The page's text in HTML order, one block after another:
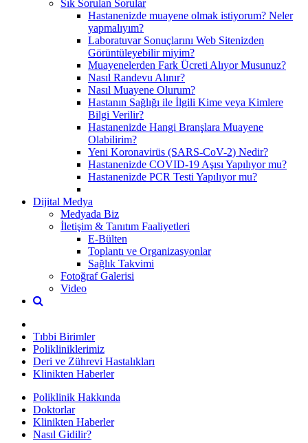
Sık Sorulan Sorular
Hastanenizde muayene olmak istiyorum? Neler
yapmalıyım?
Laboratuvar Sonuçlarını Web Sitenizden
Görüntüleyebilir miyim?
Muayenelerden Fark Ücreti Alıyor Musunuz?
Nasıl Randevu Alınır?
Nasıl Muayene Olurum?
Hastanın Sağlığı ile İlgili Kime veya Kimlere
Bilgi Verilir?
Hastanenizde Hangi Branşlara Muayene
Olabilirim?
Yeni Koronavirüs (SARS-CoV-2) Nedir?
Hastanenizde COVID-19 Aşısı Yapılıyor mu?
Hastanenizde PCR Testi Yapılıyor mu?
Dijital Medya
Medyada Biz
İletişim & Tanıtım Faaliyetleri
E-Bülten
Toplantı ve Organizasyonlar
Sağlık Takvimi
Fotoğraf Galerisi
Video
Tıbbi Birimler
Polikliniklerimiz
Deri ve Zührevi Hastalıkları
Klinikten Haberler
Poliklinik Hakkında
Doktorlar
Klinikten Haberler
Nasıl Gidilir?